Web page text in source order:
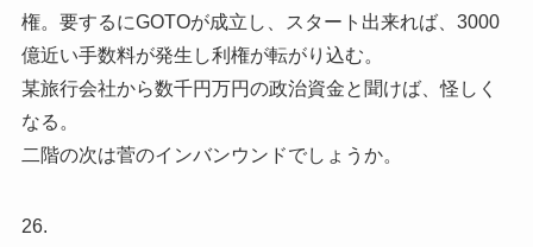
権。要するにGOTOが成立し、スタート出来れば、3000
億近い手数料が発生し利権が転がり込む。
某旅行会社から数千円万円の政治資金と聞けば、怪しく
なる。
二階の次は菅のインバンウンドでしょうか。
26.